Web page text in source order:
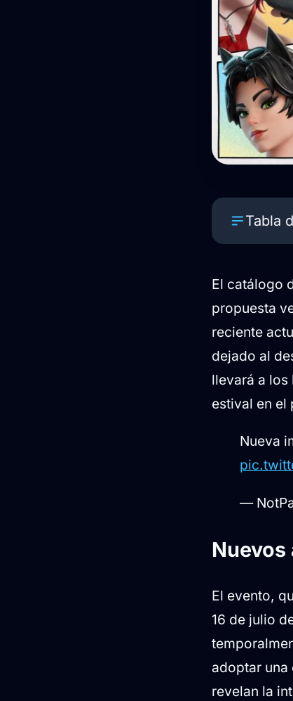
Tabla
El catálogo
propuesta
reciente
dejado al
llevará a los
estival en el
Nueva
—
Nuevos
El evento,
16 de julio
adoptar
revelan la